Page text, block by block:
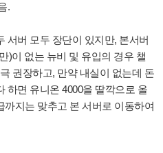
.
서버 모두 장단이 있지만, 본서버
)이 없는 뉴비 및 유입의 경우 챌
권장하고, 만약 내실이 없는데 돈
하면 유니온 4000을 딸깍으로 올
까지는 맞추고 본 서버로 이동하여